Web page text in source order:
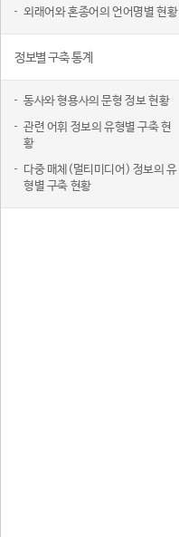
외래어와 혼종어의 언어명별 현황
정보별 구축 통계
동사와 형용사의 문형 정보 현황
관련 어휘 정보의 유형별 구축 현
황
다중 매체(멀티미디어) 정보의 유
형별 구축 현황